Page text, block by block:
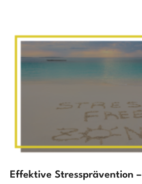
Effektive Stressprävention –